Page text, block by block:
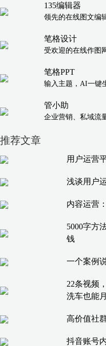
135编辑器
领先的在线图文编
笔格设计
受欢迎的在线作图
笔格PPT
输入主题，AI一键
管小助
企业营销、私域
推荐文章
用户运营
浅谈用户
内容运营
5000字方
钱
一个案例
22条视频
洗车也能
高价值社
抖音账号